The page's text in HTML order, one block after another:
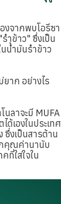
งจากพบโอรีซา
ำข้าว" ซึ่งเป็น
น้ำมันรำข้าว
าก อย่างไร
ลาจะมี MUFA
ด้เองในประเทศ
งเป็นสารต้าน
กคุณค่านานับ
ที่ใส่ใจใน